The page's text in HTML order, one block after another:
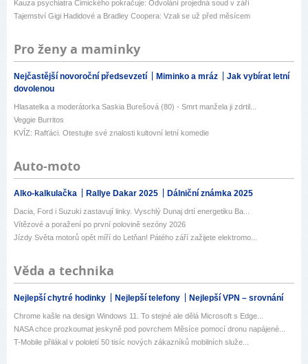
Kauza psychiatra Cimického pokračuje: Odvolání projedná soud v září
Tajemství Gigi Hadidové a Bradley Coopera: Vzali se už před měsícem
Pro ženy a maminky
Nejčastější novoroční předsevzetí Miminko a mráz
Jak vybírat letní
dovolenou
Hlasatelka a moderátorka Saskia Burešová (80) - Smrt manžela ji zdrtil...
Veggie Burritos
KVÍZ: Rafťáci. Otestujte své znalosti kultovní letní komedie
Auto-moto
Alko-kalkulačka Rallye Dakar 2025 Dálniční známka 2025
Dacia, Ford i Suzuki zastavují linky. Vyschlý Dunaj drtí energetiku Ba...
Vítězové a poražení po první polovině sezóny 2026
Jízdy Světa motorů opět míří do Letňan! Pátého září zažijete elektromo...
Věda a technika
Nejlepší chytré hodinky Nejlepší telefony Nejlepší VPN – srovnání
Chrome kašle na design Windows 11. To stejné ale dělá Microsoft s Edge...
NASA chce prozkoumat jeskyně pod povrchem Měsíce pomocí dronu napájené...
T-Mobile přilákal v pololetí 50 tisíc nových zákazníků mobilních služe...